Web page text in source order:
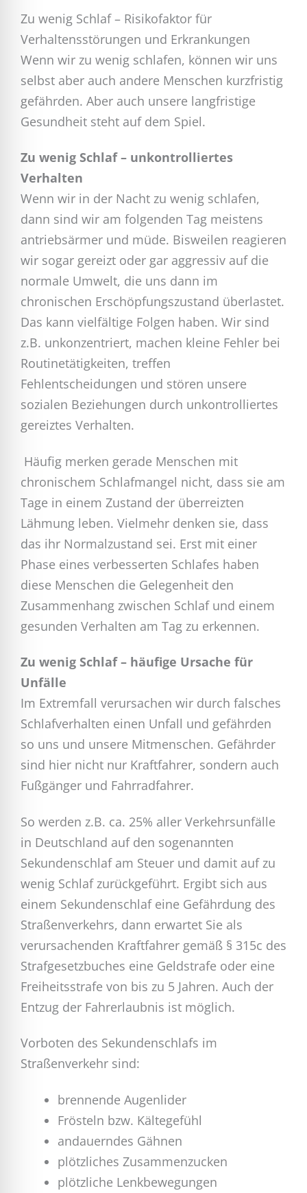
Zu wenig Schlaf – Risikofaktor für
Verhaltensstörungen und Erkrankungen
Wenn wir zu wenig schlafen, können wir uns
selbst aber auch andere Menschen kurzfristig
gefährden. Aber auch unsere langfristige
Gesundheit steht auf dem Spiel.
Zu wenig Schlaf – unkontrolliertes
Verhalten
Wenn wir in der Nacht zu wenig schlafen,
dann sind wir am folgenden Tag meistens
antriebsärmer und müde. Bisweilen reagieren
wir sogar gereizt oder gar aggressiv auf die
normale Umwelt, die uns dann im
chronischen Erschöpfungszustand überlastet.
Das kann vielfältige Folgen haben. Wir sind
z.B. unkonzentriert, machen kleine Fehler bei
Routinetätigkeiten, treffen
Fehlentscheidungen und stören unsere
sozialen Beziehungen durch unkontrolliertes
gereiztes Verhalten.
Häufig merken gerade Menschen mit
chronischem Schlafmangel nicht, dass sie am
Tage in einem Zustand der überreizten
Lähmung leben. Vielmehr denken sie, dass
das ihr Normalzustand sei. Erst mit einer
Phase eines verbesserten Schlafes haben
diese Menschen die Gelegenheit den
Zusammenhang zwischen Schlaf und einem
gesunden Verhalten am Tag zu erkennen.
Zu wenig Schlaf – häufige Ursache für
Unfälle
Im Extremfall verursachen wir durch falsches
Schlafverhalten einen Unfall und gefährden
so uns und unsere Mitmenschen. Gefährder
sind hier nicht nur Kraftfahrer, sondern auch
Fußgänger und Fahrradfahrer.
So werden z.B. ca. 25% aller Verkehrsunfälle
in Deutschland auf den sogenannten
Sekundenschlaf am Steuer und damit auf zu
wenig Schlaf zurückgeführt. Ergibt sich aus
einem Sekundenschlaf eine Gefährdung des
Straßenverkehrs, dann erwartet Sie als
verursachenden Kraftfahrer gemäß § 315c des
Strafgesetzbuches eine Geldstrafe oder eine
Freiheitsstrafe von bis zu 5 Jahren. Auch der
Entzug der Fahrerlaubnis ist möglich.
Vorboten des Sekundenschlafs im
Straßenverkehr sind:
brennende Augenlider
Frösteln bzw. Kältegefühl
andauerndes Gähnen
plötzliches Zusammenzucken
plötzliche Lenkbewegungen